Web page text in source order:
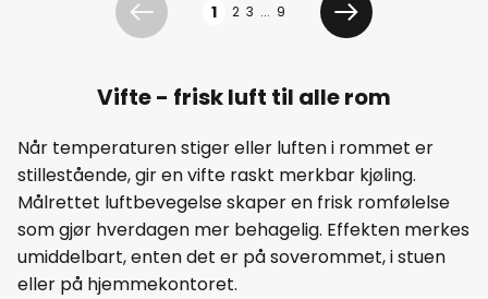
Forrige 1 2 3 ... 9
Neste
Vifte - frisk luft til alle rom
Når temperaturen stiger eller luften i rommet er
stillestående, gir en vifte raskt merkbar kjøling.
Målrettet luftbevegelse skaper en frisk romfølelse
som gjør hverdagen mer behagelig. Effekten merkes
umiddelbart, enten det er på soverommet, i stuen
eller på hjemmekontoret.